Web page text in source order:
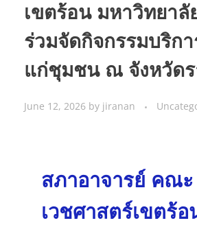
เขตร้อน มหาวิทยาลั
ร่วมจัดกิจกรรมบริก
แก่ชุมชน ณ จังหวัด
June 12, 2026 by jiranan
สภาอาจารย์ คณะ
เวชศาสตร์เขตร้อ